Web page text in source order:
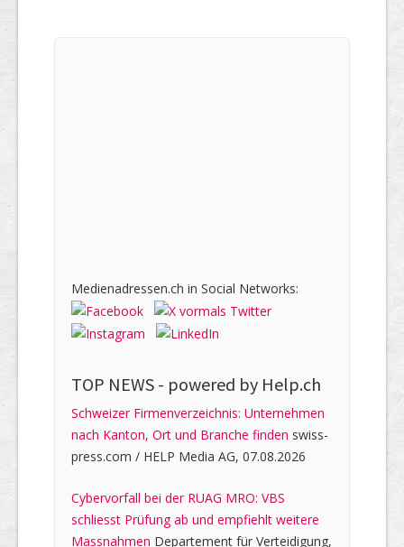
Medienadressen.ch in Social Networks:
TOP NEWS - powered by Help.ch
Schweizer Firmenverzeichnis: Unternehmen
nach Kanton, Ort und Branche finden swiss-
press.com / HELP Media AG, 07.08.2026
Cybervorfall bei der RUAG MRO: VBS
schliesst Prüfung ab und empfiehlt weitere
Massnahmen Departement für Verteidigung,